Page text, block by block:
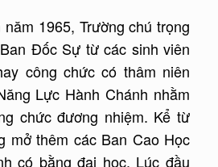
1965, Trường chú trọng
Đốc Sự từ các sinh viên
công chức có thâm niên
Lực Hành Chánh nhằm
chức đương nhiệm. Kể từ
mở thêm các Ban Cao Học
có bằng đại học. Lúc đầu